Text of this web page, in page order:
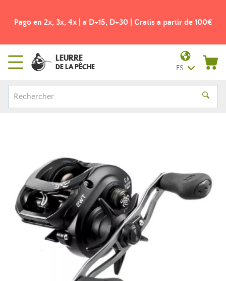
Pago en 2x, 3x, 4x | a D+15, D+30 | Gratis a partir de 100€
LEURRE
DE LA PÊCHE ES